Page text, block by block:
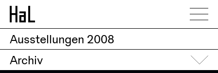
Ausstellungen 2008
Archiv